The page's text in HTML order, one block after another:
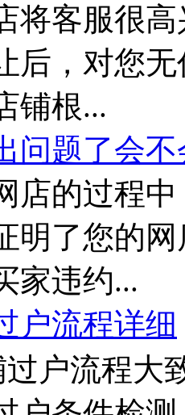
将客服很
后，对您
铺根...
问题了会
店的过程
明了您的
家违约...
户流程详细
户流程大